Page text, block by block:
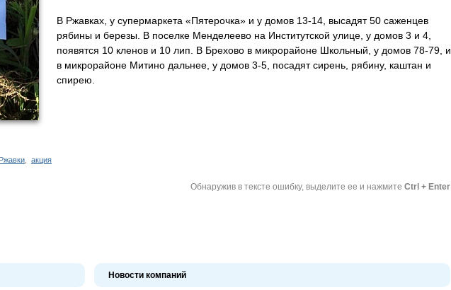
В Ржавках, у супермаркета «Пятерочка» и у домов 13-14, высадят 50 саженцев
рябины и березы. В поселке Менделеево на Институтской улице, у домов 3 и 4,
появятся 10 кленов и 10 лип. В Брехово в микрорайоне Школьный, у домов 78-79, и
в микрорайоне Митино дальнее, у домов 3-5, посадят сирень, рябину, каштан и
спирею.
Ржавки акция
Обнаружив в тексте ошибку, выделите ее и нажмите Ctrl + Enter
Новости компаний